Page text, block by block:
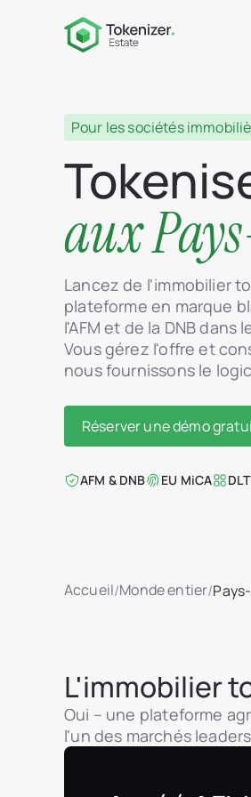
Pour les sociétés
aux
Lancez de l'immobilier
plateforme en marque
l'AFM et de la DNB dans
Vous gérez l'offre et
nous fournissons le
Réserver une démo
AFM & DNB EU MiCA
Accueil/Monde entier/
L'immobilier
Oui – une plateforme
l'un des marchés